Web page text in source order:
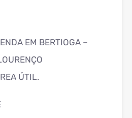
EM BERTIOGA –
ÚTIL.